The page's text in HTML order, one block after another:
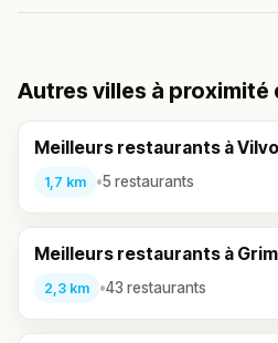
Autres villes à proximité
Meilleurs restaurants à
1,7 km •5 restaurants
Meilleurs restaurants à
2,3 km •43 restaurants